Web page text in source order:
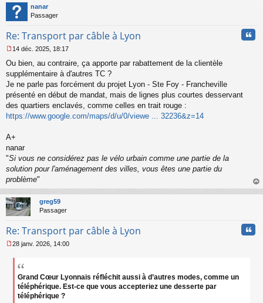
nanar
Passager
Re: Transport par câble à Lyon
e
s
s
a
g
e
n
n
u
14 déc. 2025, 18:17
Ou bien, au contraire, ça apporte par rabattement de la clientèle
supplémentaire à d'autres TC ?
Je ne parle pas forcément du projet Lyon - Ste Foy - Francheville
présenté en début de mandat, mais de lignes plus courtes desservant
des quartiers enclavés, comme celles en trait rouge :
https://www.google.com/maps/d/u/0/viewe ... 32236&z=14
A+
nanar
"Si vous ne considérez pas le vélo urbain comme une partie de la
solution pour l'aménagement des villes, vous êtes une partie du
problème"
au
greg59
Passager
Re: Transport par câble à Lyon
e
28 janv. 2026, 14:00
Grand Cœur Lyonnais réfléchit aussi à d’autres modes, comme un
téléphérique. Est-ce que vous accepteriez une desserte par
téléphérique ?